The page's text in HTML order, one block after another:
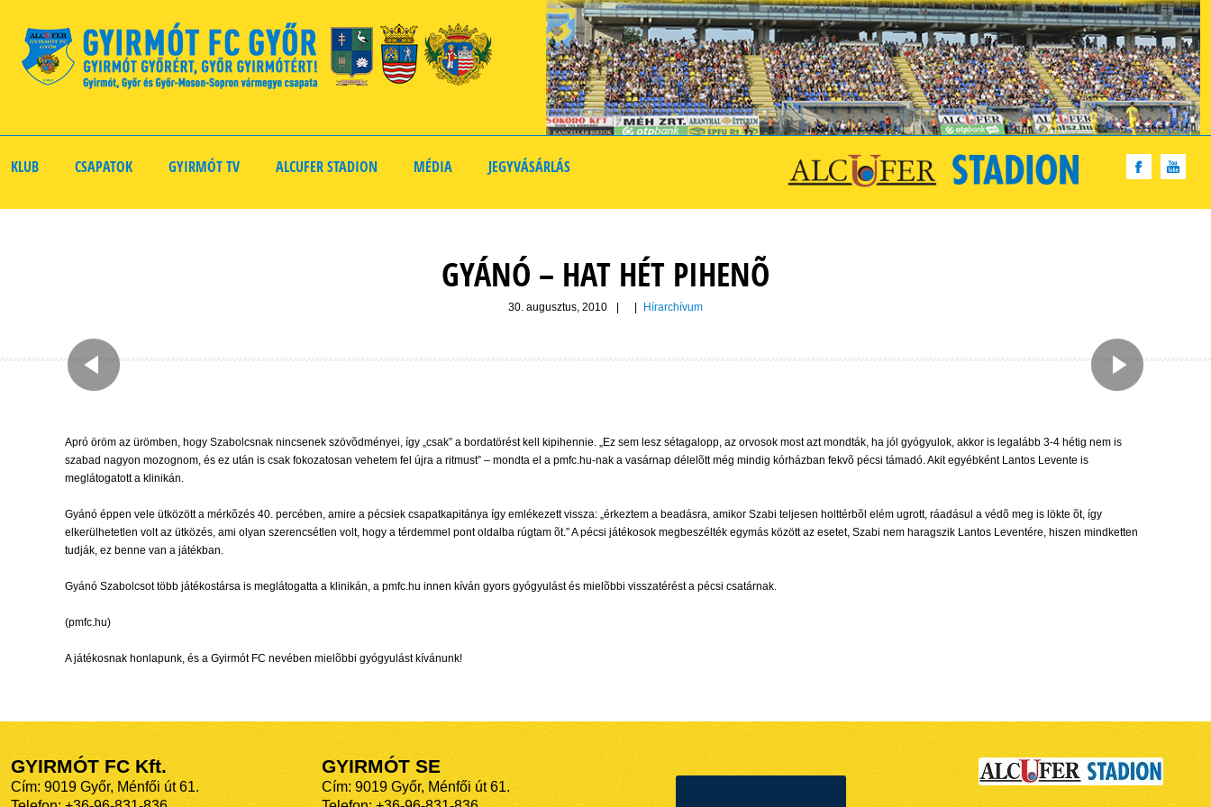
KLUB CSAPATOK GYIRMÓT TV ALCUFER STADION MÉDIA JEGYVÁSÁRLÁS
GYÁNÓ – HAT HÉT PIHENÕ
30. augusztus, 2010 Hírarchívum
Apró öröm az ürömben, hogy Szabolcsnak nincsenek szövõdményei, így „csak” a bordatörést kell kipihennie. „Ez sem lesz sétagalopp, az orvosok most azt mondták, ha jól gyógyulok, akkor is legalább 3-4 hétig nem is
szabad nagyon mozognom, és ez után is csak fokozatosan vehetem fel újra a ritmust” – mondta el a pmfc.hu-nak a vasárnap délelõtt még mindig kórházban fekvõ pécsi támadó. Akit egyébként Lantos Levente is
meglátogatott a klinikán.
Gyánó éppen vele ütközött a mérkõzés 40. percében, amire a pécsiek csapatkapitánya így emlékezett vissza: „érkeztem a beadásra, amikor Szabi teljesen holttérbõl elém ugrott, ráadásul a védõ meg is lökte õt, így
elkerülhetetlen volt az ütközés, ami olyan szerencsétlen volt, hogy a térdemmel pont oldalba rúgtam õt.” A pécsi játékosok megbeszélték egymás között az esetet, Szabi nem haragszik Lantos Leventére, hiszen mindketten
tudják, ez benne van a játékban.
Gyánó Szabolcsot több játékostársa is meglátogatta a klinikán, a pmfc.hu innen kíván gyors gyógyulást és mielõbbi visszatérést a pécsi csatárnak.
(pmfc.hu)
A játékosnak honlapunk, és a Gyirmót FC nevében mielõbbi gyógyulást kívánunk!
GYIRMÓT FC Kft.
Cím: 9019 Győr, Ménfői út 61.
GYIRMÓT SE
Cím: 9019 Győr, Ménfői út 61.